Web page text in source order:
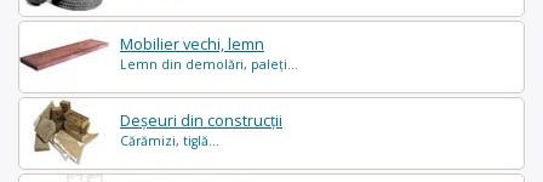
Mobilier vechi, lemn
Lemn din demolări, paleți...
Deșeuri din construcții
Cărămizi, tiglă...